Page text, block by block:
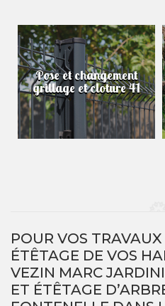
Pose et changement
grillage et cloture 41
POUR VOS
ÉTÊTAGE DE VOS
VEZIN MARC
ET ÉTÊTAGE